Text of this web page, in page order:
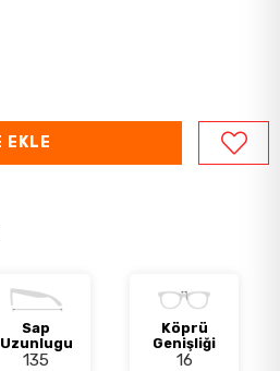
Sap
Uzunlugu
135
Köprü
Genişliği
16